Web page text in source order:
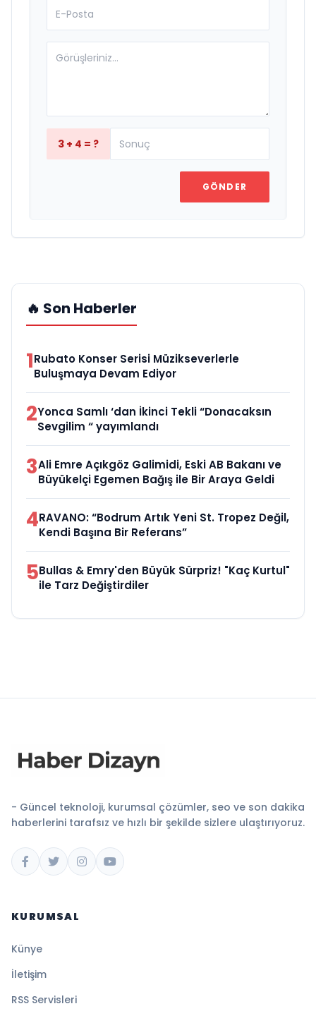
3 + 4 = ?
GÖNDER
🔥 Son Haberler
1Rubato Konser Serisi Müzikseverlerle
Buluşmaya Devam Ediyor
2Yonca Samlı ‘dan İkinci Tekli “Donacaksın
Sevgilim “ yayımlandı
3Ali Emre Açıkgöz Galimidi, Eski AB Bakanı ve
Büyükelçi Egemen Bağış ile Bir Araya Geldi
4RAVANO: “Bodrum Artık Yeni St. Tropez Değil,
Kendi Başına Bir Referans”
5Bullas & Emry'den Büyük Sürpriz! "Kaç Kurtul"
ile Tarz Değiştirdiler
- Güncel teknoloji, kurumsal çözümler, seo ve son dakika
haberlerini tarafsız ve hızlı bir şekilde sizlere ulaştırıyoruz.
KURUMSAL
Künye
İletişim
RSS Servisleri